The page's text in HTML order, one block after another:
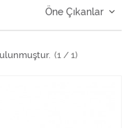
(1 / 1)